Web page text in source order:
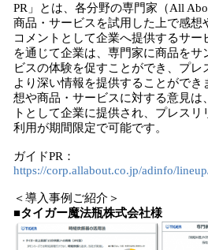
PR」とは、各分野の専門家（All
商品・サービスを試用した上で感想
コメントとして企業へ提供するサー
を通じて企業は、専門家に商品をサ
ビスの体験を促すことができ、プレ
より深い情報を提供することがで
想や商品・サービスに対する意見は
トとして企業に提供され、プレス
利用が期間限定で可能です。
ガイドPR：
https://corp.allabout.co.jp/adinfo/
＜導入事例ご紹介＞
■タイガー魔法瓶株式会社様